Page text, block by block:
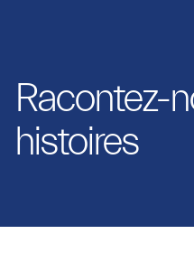
Racontez-
histoires